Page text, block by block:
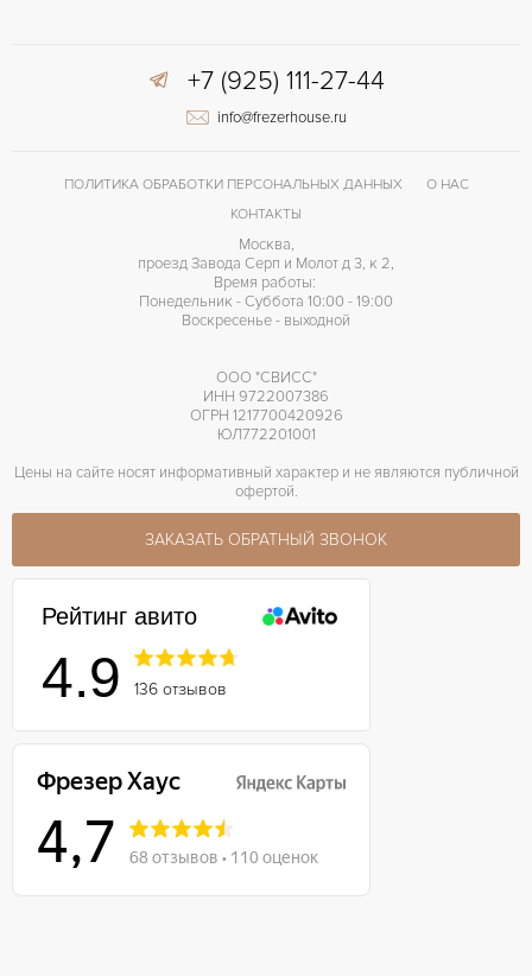
+7 (925) 111-27-44
info@frezerhouse.ru
ПОЛИТИКА ОБРАБОТКИ ПЕРСОНАЛЬНЫХ ДАННЫХ
О НАС
КОНТАКТЫ
Москва,
проезд Завода Серп и Молот д 3, к 2,
Время работы:
Понедельник - Суббота 10:00 - 19:00
Воскресенье - выходной
ООО "СВИСС"
ИНН 9722007386
ОГРН 1217700420926
ЮЛ772201001
Цены на сайте носят информативный характер и не являются публичной
офертой.
ЗАКАЗАТЬ ОБРАТНЫЙ ЗВОНОК
Рейтинг авито
4.9 136 отзывов